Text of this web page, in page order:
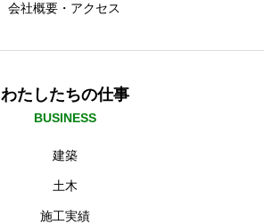
会社概要・アクセス
わたしたちの仕事
BUSINESS
建築
土木
施工実績